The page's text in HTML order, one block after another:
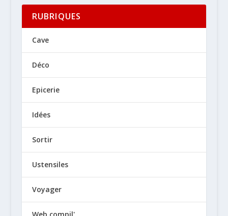
RUBRIQUES
Cave
Déco
Epicerie
Idées
Sortir
Ustensiles
Voyager
Web compil'